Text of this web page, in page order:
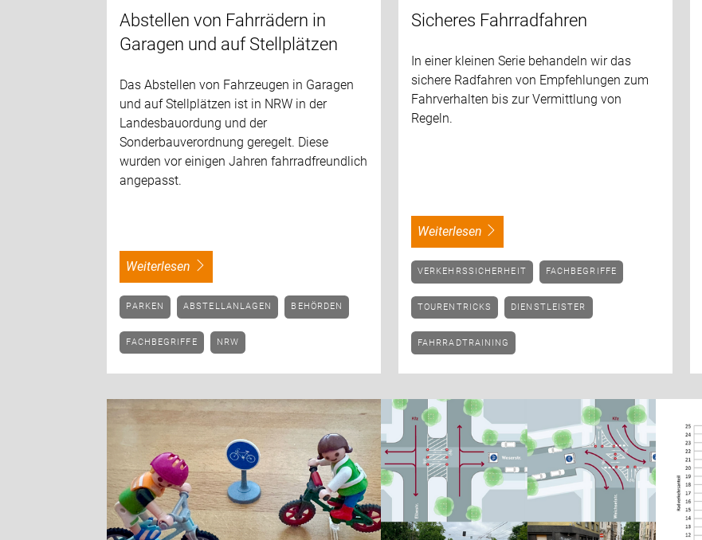
Abstellen von Fahrrädern in
Garagen und auf Stellplätzen
Das Abstellen von Fahrzeugen in Garagen
und auf Stellplätzen ist in NRW in der
Landesbauordung und der
Sonderbauverordnung geregelt. Diese
wurden vor einigen Jahren fahrradfreundlich
angepasst.
weiterlesen
PARKEN ABSTELLANLAGEN BEHÖRDEN
FACHBEGRIFFE NRW
Sicheres Fahrradfahren
In einer kleinen Serie behandeln wir das
sichere Radfahren von Empfehlungen zum
Fahrverhalten bis zur Vermittlung von
Regeln.
weiterlesen
VERKEHRSSICHERHEIT FACHBEGRIFFE
TOURENTRICKS DIENSTLEISTER
FAHRRADTRAINING